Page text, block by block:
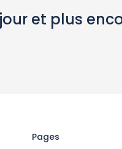
et plus
Pages